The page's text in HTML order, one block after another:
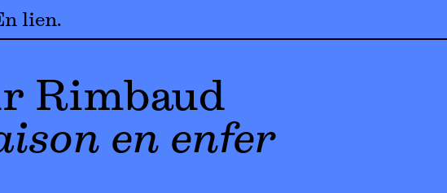
lien
Rimbaud
en enfer